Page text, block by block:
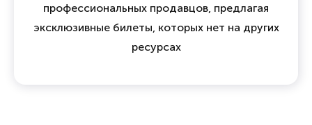
профессиональных продавцов, предлагая
эксклюзивные билеты, которых нет на других
ресурсах